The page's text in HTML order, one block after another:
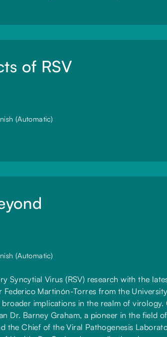
of RSV
(Automatic)
(Automatic)
Syncytial Virus (RSV) research with the
Martinón-Torres from the
implications in the realm of
Dr. Barney Graham, a pioneer in the field
the Chief of the Viral Pathogenesis